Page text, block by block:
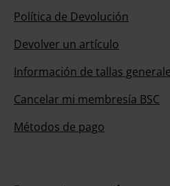
Política de Devolución
Devolver un artículo
Información de tallas generales
Cancelar mi membresía BSC
Métodos de pago